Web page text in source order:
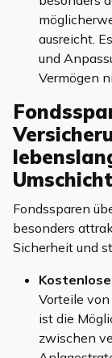
ausreicht.
und
Vermögen
Fondssparen
besonders
Sicherheit und
Vorteile
ist die
zwischen